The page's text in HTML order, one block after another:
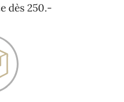
dès 250.-